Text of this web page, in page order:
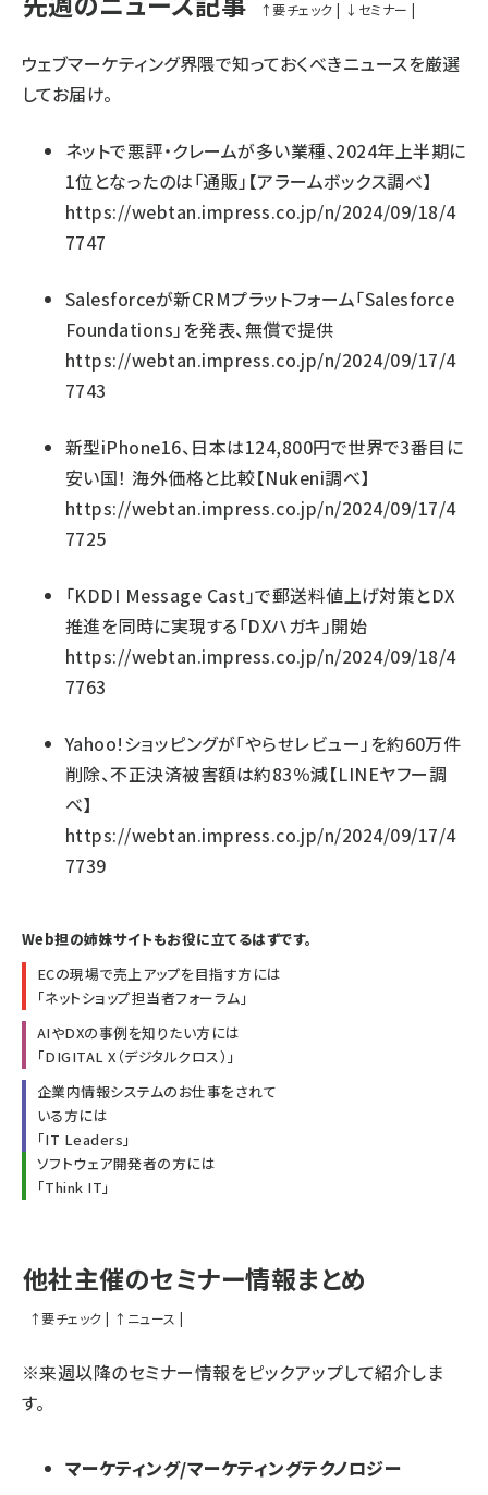
↑要チェック | ↓ セミナー |
ウェブマーケティング界隈で知っておくべきニュースを厳選
してお届け。
ネットで悪評・クレームが多い業種、2024年上半期に
1位となったのは「通販」【アラームボックス調べ】
https://webtan.impress.co.jp/n/2024/09/18/4
7747
Salesforceが新CRMプラットフォーム「Salesforce
Foundations」を発表、無償で提供
https://webtan.impress.co.jp/n/2024/09/17/4
7743
新型iPhone16、日本は124,800円で世界で3番目に
安い国！ 海外価格と比較【Nukeni調べ】
https://webtan.impress.co.jp/n/2024/09/17/4
7725
「KDDI Message Cast」で郵送料値上げ対策とDX
推進を同時に実現する「DXハガキ」開始
https://webtan.impress.co.jp/n/2024/09/18/4
7763
Yahoo!ショッピングが「やらせレビュー」を約60万件
削除、不正決済被害額は約83％減【LINEヤフー調
べ】
https://webtan.impress.co.jp/n/2024/09/17/4
7739
Web担の姉妹サイトもお役に立てるはずです。
ECの現場で売上アップを目指す方には
「ネットショップ担当者フォーラム 」
AIやDXの事例を知りたい方には
「DIGITAL X（デジタルクロス） 」
企業内情報システムのお仕事をされて
いる方には
「IT Leaders 」
ソフトウェア開発者の方には
「Think IT 」
他社主催のセミナー情報まとめ
↑要チェック | ↑ ニュース |
※来週以降のセミナー情報をピックアップして紹介しま
す。
マーケティング/マーケティングテクノロジー